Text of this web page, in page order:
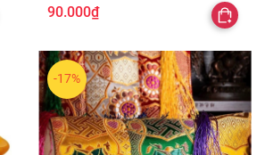
90.000₫
-17%